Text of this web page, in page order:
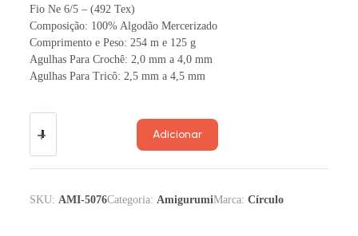
Fio Ne 6/5 – (492 Tex)
Composição: 100% Algodão Mercerizado
Comprimento e Peso: 254 m e 125 g
Agulhas Para Crochê: 2,0 mm a 4,0 mm
Agulhas Para Tricô: 2,5 mm a 4,5 mm
Adicionar
SKU: AMI-5076Categoria: AmigurumiMarca: Círculo